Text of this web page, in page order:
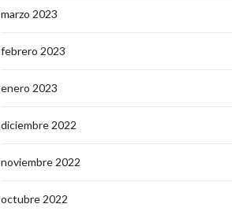
marzo 2023
febrero 2023
enero 2023
diciembre 2022
noviembre 2022
octubre 2022